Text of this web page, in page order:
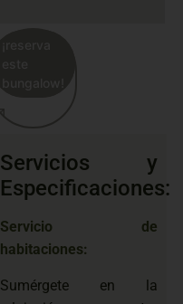
Servicios y
Especificaciones:
Servicio de
habitaciones:
Sumérgete en la